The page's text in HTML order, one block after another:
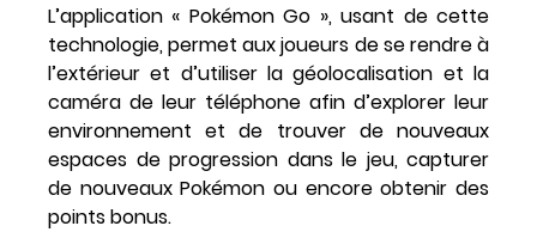
L’application « Pokémon Go », usant de cette
technologie, permet aux joueurs de se rendre à
l’extérieur et d’utiliser la géolocalisation et la
caméra de leur téléphone afin d’explorer leur
environnement et de trouver de nouveaux
espaces de progression dans le jeu, capturer
de nouveaux Pokémon ou encore obtenir des
points bonus.